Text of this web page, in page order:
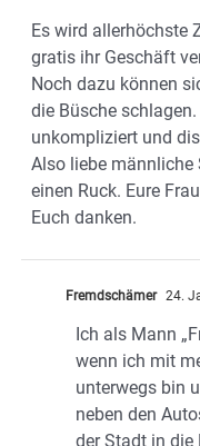
Es wird allerhöchste
gratis ihr Geschäft
Noch dazu können
die Büsche
unkompliziert und
Also liebe männliche
einen Ruck. Eure
Euch danken.
Fremdschämer 24.
Ich als Mann
wenn ich mit
unterwegs bin
neben den
der Stadt in die